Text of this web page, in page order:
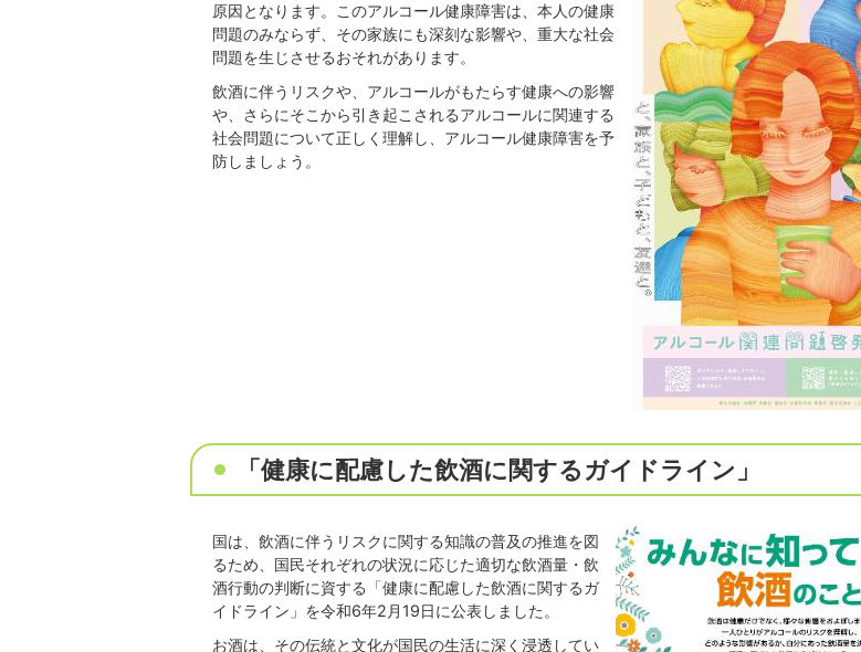
原因となります。このアルコール健康障害は、本人の健康
問題のみならず、その家族にも深刻な影響や、重大な社会
問題を生じさせるおそれがあります。
飲酒に伴うリスクや、アルコールがもたらす健康への影響
や、さらにそこから引き起こされるアルコールに関連する
社会問題について正しく理解し、アルコール健康障害を予
防しましょう。
「健康に配慮した飲酒に関するガイドライン」
国は、飲酒に伴うリスクに関する知識の普及の推進を図
るため、国民それぞれの状況に応じた適切な飲酒量・飲
酒行動の判断に資する「健康に配慮した飲酒に関するガ
イドライン」を令和6年2月19日に公表しました。
お酒は、その伝統と文化が国民の生活に深く浸透してい